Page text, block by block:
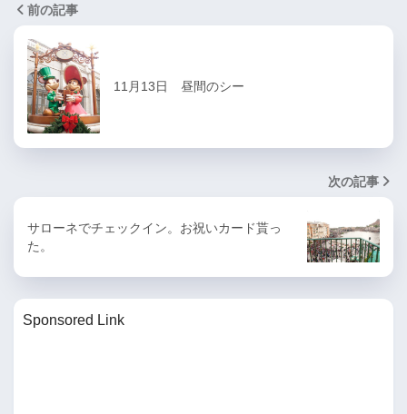
前の記事
11月13日 昼間のシー
次の記事
サローネでチェックイン。お祝いカード貰っ
た。
Sponsored Link